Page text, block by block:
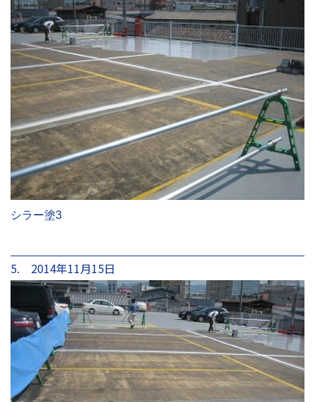
シラー塗3
5. 2014年11月15日